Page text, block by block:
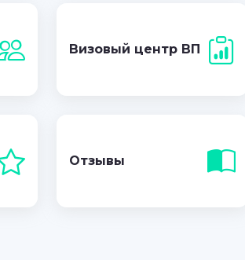
Визовый центр ВП
Отзывы